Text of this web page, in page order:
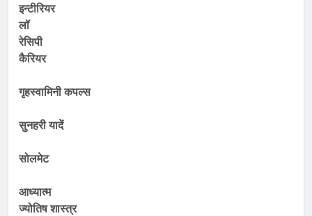
इन्टीरियर
लॉ
रेसिपी
कैरियर
गृहस्वामिनी कपल्स
सुनहरी यादें
सोलमेट
आध्यात्म
ज्योतिष शास्त्र